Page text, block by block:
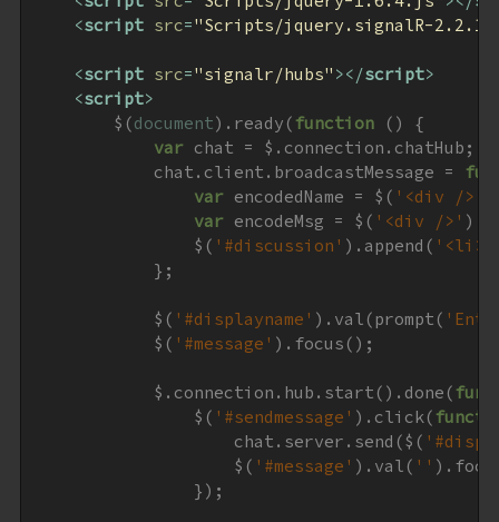
<script src="Scripts/jquery.signalR-
<script src="signalr/hubs" ></script>
<script>
        $(
document).ready(function ( ) {
var chat = $.connection.chatHub;
            chat.client.broadcastMessage =
var encodedName = $( '<div />'
var encodeMsg = $( '<div />'
                $(
'#discussion' ).append(
            };
            $(
'#displayname' ).val(prompt(
            $(
'#message' ).focus();
            $.connection.hub.start().done(
                $(
'#sendmessage' ).click(
                    chat.server.send($(
                    $(
'#message' ).val( ''
                });